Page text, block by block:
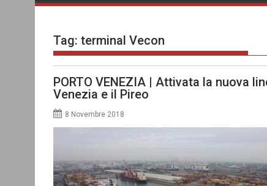
Tag: terminal Vecon
PORTO VENEZIA | Attivata la nuova
Venezia e il Pireo
8 Novembre 2018